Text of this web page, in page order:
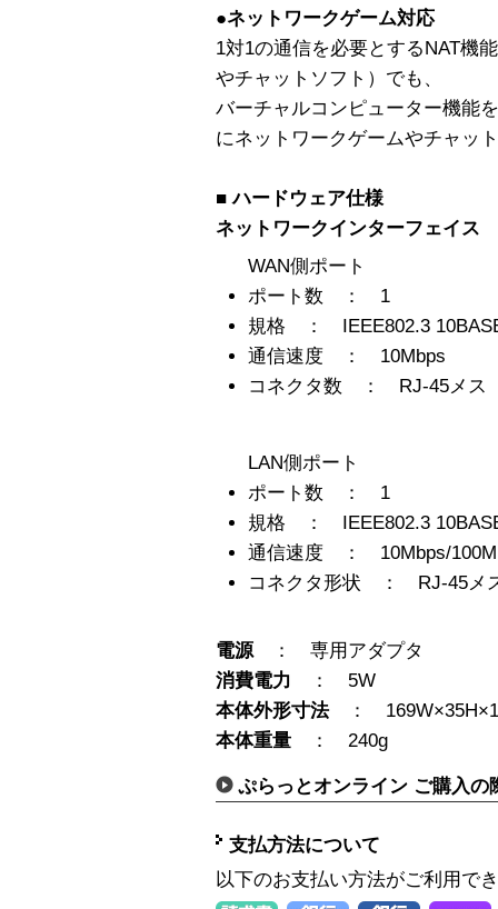
●ネットワークゲーム対応
1対1の通信を必要とするNAT機
やチャットソフト）でも、
バーチャルコンピューター機能
にネットワークゲームやチャッ
■ ハードウェア仕様
ネットワークインターフェイス
WAN側ポート
ポート数 ： 1
規格 ： IEEE802.3
通信速度 ： 10Mbps
コネクタ数 ： RJ-45メス
LAN側ポート
ポート数 ： 1
規格 ： IEEE802.3
通信速度 ： 10Mbps/
コネクタ形状 ： RJ-45メ
電源： 専用アダプタ
消費電力 ： 5W
本体外形寸法：
本体重量 ： 240g
ぷらっとオンライン ご購入の
支払方法について
以下のお支払い方法がご利用で